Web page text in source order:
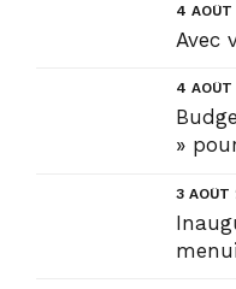
4
Avec
4
»
3 AOÛT